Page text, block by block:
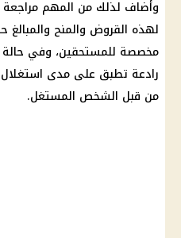
وأضاف لذلك من المهم
لهذه القروض والمنح والمبالغ
مخصصة للمستحقين، وفي
رادعة تطبق على مدى استغلال
من قبل الشخص المستغل.